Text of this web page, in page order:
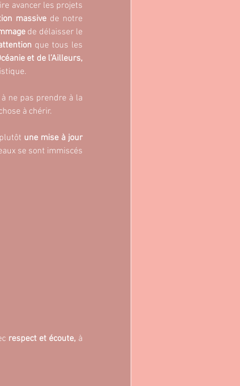
avancer les projets
massive de notre
que tous les
et de l’Ailleurs,
ne pas prendre à la
à chérir.
une mise à jour
se sont immiscés
respect et écoute, à